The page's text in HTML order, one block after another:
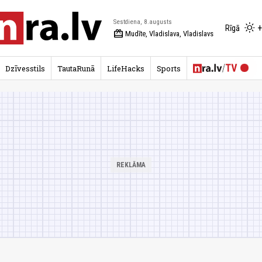
Sestdiena, 8.augusts
redeem Mudīte, Vladislava, Vladislavs
Rīgā
Dzīvesstils TautaRunā LifeHacks Sports